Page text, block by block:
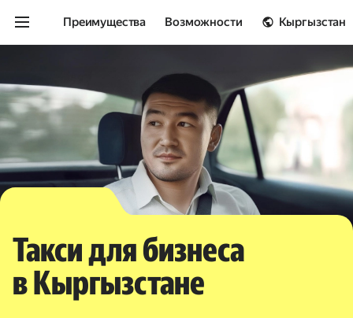
Преимущества Возможности Кыргызстан
Такси для бизнеса
в Кыргызстане